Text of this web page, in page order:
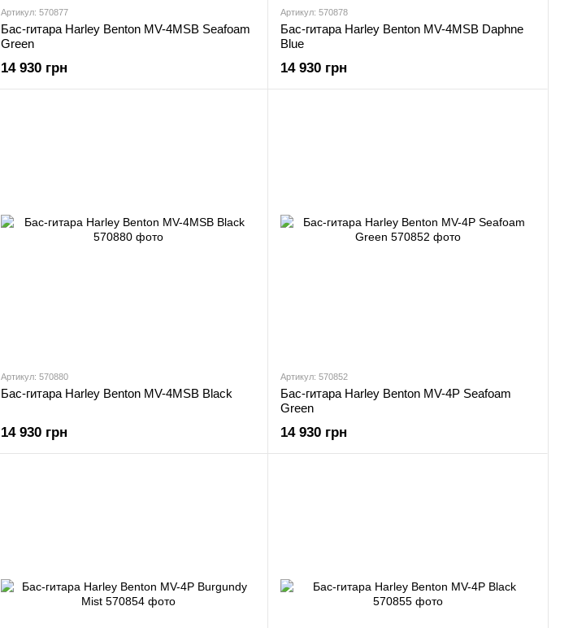
Артикул: 570877
Бас-гитара Harley Benton MV-4MSB Seafoam
Green
14 930 грн
Артикул: 570878
Бас-гитара Harley Benton MV-4MSB Daphne
Blue
14 930 грн
Артикул: 570880
Бас-гитара Harley Benton MV-4MSB Black
14 930 грн
Артикул: 570852
Бас-гитара Harley Benton MV-4P Seafoam
Green
14 930 грн